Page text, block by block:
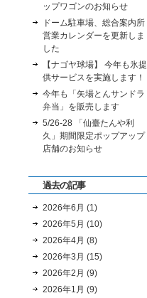
ップワゴンのお知らせ
ドーム駐車場、総合案内所
営業カレンダーを更新しま
した
【ナゴヤ球場】 今年も氷提
供サービスを実施します！
今年も「矢場とんサンドラ
弁当」を販売します
5/26-28 「仙臺たんや利
久」期間限定ポップアップ
店舗のお知らせ
過去の記事
2026年6月 (1)
2026年5月 (10)
2026年4月 (8)
2026年3月 (15)
2026年2月 (9)
2026年1月 (9)